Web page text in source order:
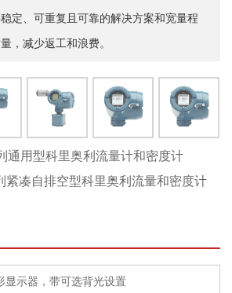
定、可重复且可靠的解决方案和宽量程
，减少返工和浪费。
通用型科里奥利流量计和密度计
紧凑自排空型科里奥利流量和密度计
显示器，带可选背光设置